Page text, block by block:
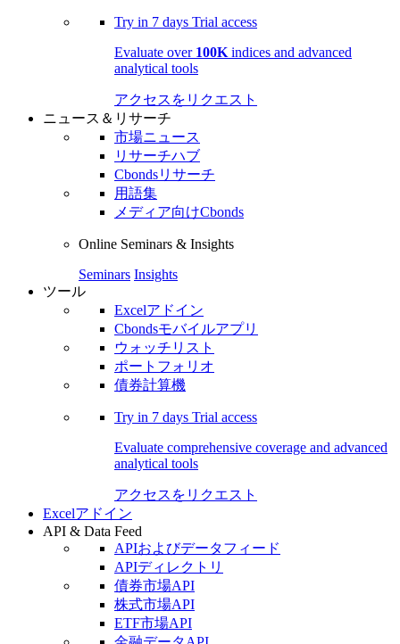
Try in 7 days Trial access
Evaluate over 100K indices and advanced
analytical tools
アクセスをリクエスト
ニュース＆リサーチ
市場ニュース
リサーチハブ
Cbondsリサーチ
用語集
メディア向けCbonds
Online Seminars & Insights
Seminars Insights
ツール
Excelアドイン
Cbondsモバイルアプリ
ウォッチリスト
ポートフォリオ
債券計算機
Try in 7 days Trial access
Evaluate comprehensive coverage and advanced
analytical tools
アクセスをリクエスト
Excelアドイン
API & Data Feed
APIおよびデータフィード
APIディレクトリ
債券市場API
株式市場API
ETF市場API